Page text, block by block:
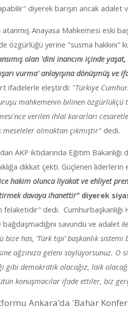
diyerek barışın ancak
Anayasa Mahkemesi eski
yerine "susma hakkını"
olan 'dini inancını içinde yaşat,
vurma' anlayışına dönüşmüş ve
ifadelerle eleştirdi: "Türkiye
mahkemenin bilinen
verilen ihlal kararları
olmaktan çıkmıştır" dedi.
AKP iktidarında Eğitim
dikkat çekti. Güçlenen
hakim olunca liyakat ve ehliyet
davaya ihanettir"diyerek
felaketidir" dedi.
savundu ve adalet
bize has, ‘Türk tipi’ başkanlık
ağzınıza geleni söylüyorsunuz. O
gibi demokratik olacağız, laik
konuşmacılar ifade ettiler, biz
Ankara’da 'Bahar